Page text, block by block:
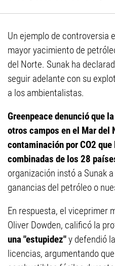
Un ejemplo de controversia
mayor yacimiento de
del Norte. Sunak ha
seguir adelante con su
a los ambientalistas.
Greenpeace denunció que
otros campos en el Mar del
contaminación por CO2
combinadas de los 28
organización instó a Sunak
ganancias del petróleo o
En respuesta, el viceprimer
Oliver Dowden, calificó la
una "estupidez"y defendió
licencias, argumentando